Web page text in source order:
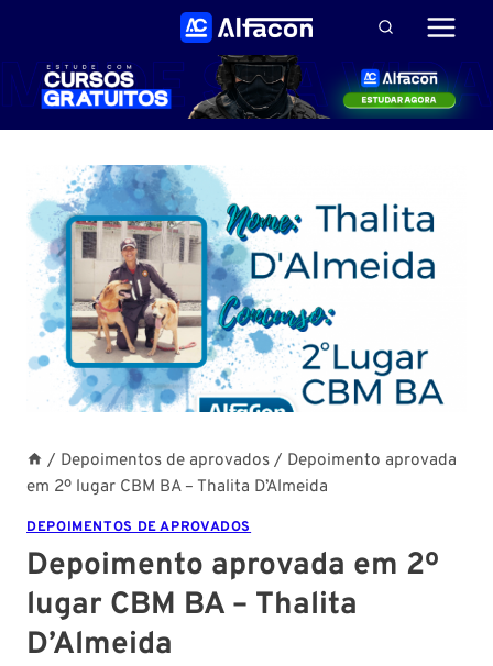
Conteúdo
/ Depoimentos de aprovados / Depoimento aprovada
em 2º lugar CBM BA – Thalita D’Almeida
DEPOIMENTOS DE APROVADOS
Depoimento aprovada em 2º
lugar CBM BA – Thalita
D’Almeida